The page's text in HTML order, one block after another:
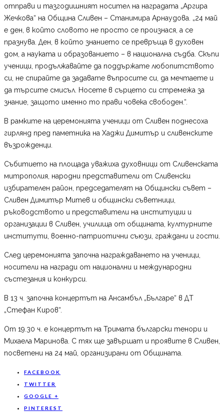
отправи и тазгодишният носител на наградата „Аргира
Жечкова“ на Община Сливен – Станимира Арнаудова. „24 май
е ден, в който словото не просто се произнася, а се
празнува. Ден, в който знанието се превръща в духовен
дом, а науката и образованието – в национална съдба. Скъпи
ученици, продължавайте да поддържате любопитството
си, не спирайте да задавате въпросите си, да мечтаете и
да търсите смисъл. Носете в сърцето си стремежа за
знание, защото именно то прави човека свободен.“.
В рамките на церемонията ученици от Сливен поднесоха
гирлянд пред паметника на Хаджи Димитър и сливенските
възрожденци.
Събитието на площада уважиха духовници от Сливенската
митрополия, народни представители от Сливенски
избирателен район, председателят на Общински съвет –
Сливен Димитър Митев и общински съветници,
ръководството и представители на институции и
организации в Сливен, училища от общината, културните
институти, военно-патриотични съюзи, граждани и гости.
След церемонията започна награждаването на ученици,
носители на награди от национални и международни
състезания и конкурси.
В 13 ч. започна концертът на Ансамбъл „Българе“ в ДТ
„Стефан Киров“.
От 19.30 ч. е концертът на Тримата български тенори и
Михаела Маринова. С тях ще завършат и проявите в Сливен,
посветени на 24 май, организирани от Общината.
FACEBOOK
TWITTER
GOOGLE +
PINTEREST